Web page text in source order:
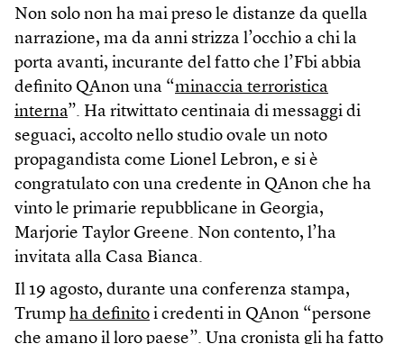
Non solo non ha mai preso le distanze da quella
narrazione, ma da anni strizza l’occhio a chi la
porta avanti, incurante del fatto che l’Fbi abbia
definito QAnon una “minaccia terroristica
interna”. Ha ritwittato centinaia di messaggi di
seguaci, accolto nello studio ovale un noto
propagandista come Lionel Lebron, e si è
congratulato con una credente in QAnon che ha
vinto le primarie repubblicane in Georgia,
Marjorie Taylor Greene. Non contento, l’ha
invitata alla Casa Bianca.
Il 19 agosto, durante una conferenza stampa,
Trump ha definito i credenti in QAnon “persone
che amano il loro paese”. Una cronista gli ha fatto